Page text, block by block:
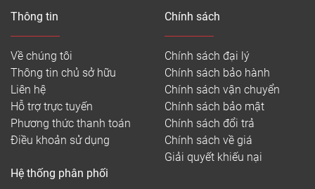
Thông tin
Về chúng tôi
Thông tin chủ sở hữu
Liên hệ
Hỗ trợ trực tuyến
Phương thức thanh toán
Điều khoản sử dụng
Chính sách
Chính sách đại lý
Chính sách bảo hành
Chính sách vận chuyển
Chính sách bảo mật
Chính sách đổi trả
Chính sách về giá
Giải quyết khiếu nại
Hệ thống phân phối